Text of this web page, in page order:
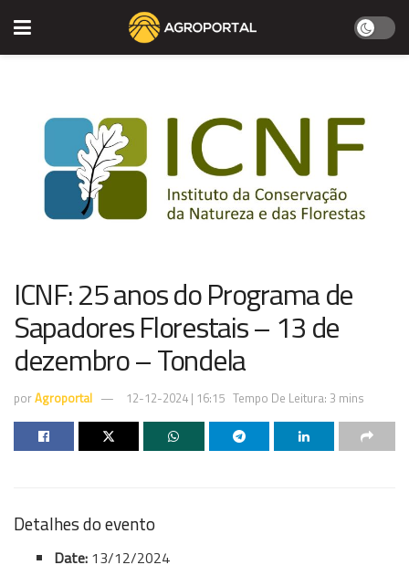
ICNF: 25 anos do Programa de
Sapadores Florestais – 13 de
dezembro – Tondela
porAgroportal 12-12-2024 | 16:15 Tempo De Leitura: 3 mins
Detalhes do evento
Date: 13/12/2024